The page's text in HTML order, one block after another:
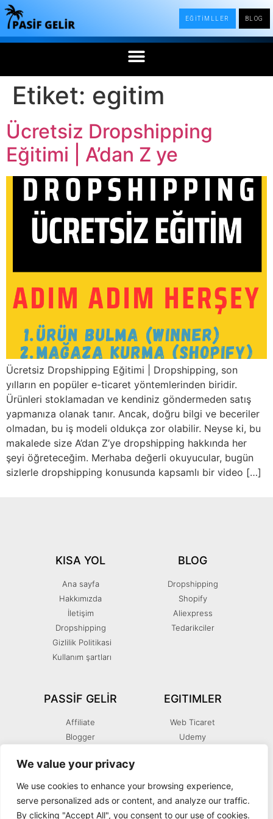
We value your privacy
We use cookies to enhance your browsing experience,
serve personalized ads or content, and analyze our traffic.
By clicking "Accept All", you consent to our use of cookies.
EĞİTİMLLER BLOG
Etiket: egitim
Ücretsiz Dropshipping
Eğitimi | A’dan Z ye
Ücretsiz Dropshipping Eğitimi | Dropshipping, son
yılların en popüler e-ticaret yöntemlerinden biridir.
Ürünleri stoklamadan ve kendiniz göndermeden satış
yapmanıza olanak tanır. Ancak, doğru bilgi ve beceriler
olmadan, bu iş modeli oldukça zor olabilir. Neyse ki, bu
makalede size A’dan Z’ye dropshipping hakkında her
şeyi öğreteceğim. Merhaba değerli okuyucular, bugün
sizlerle dropshipping konusunda kapsamlı bir video […]
KISA YOL
Ana sayfa
Hakkımızda
İletişim
Dropshipping
Gizlilik Politikasi
Kullanım şartları
BLOG
Dropshipping
Shopify
Aliexpress
Tedarikciler
PASSIF GELIR
Affiliate
Blogger
E-kitap
EGITIMLER
Web Ticaret
Udemy